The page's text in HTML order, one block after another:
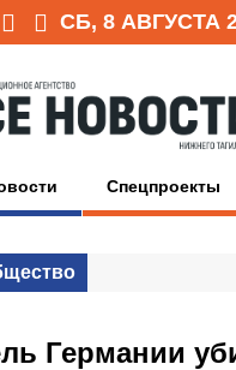
СБ, 8 АВГУСТА
Спецпроекты
Германии